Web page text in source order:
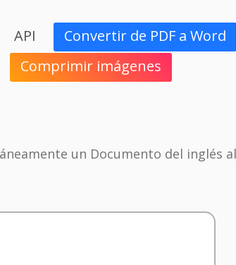
API Convertir de PDF a Word
Comprimir imágenes
un Documento del inglés